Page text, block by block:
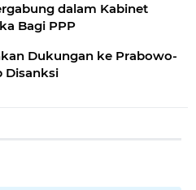
dalam Kabinet
Bagi PPP
Dukungan ke Prabowo-
Disanksi